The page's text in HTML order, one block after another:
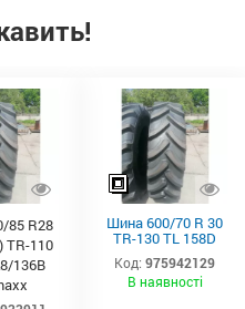
85 R28
TR-110
136B
Шина 600/70 R 30
TR-130 TL 158D
Starmaxx
Код: 975942129
В наявності